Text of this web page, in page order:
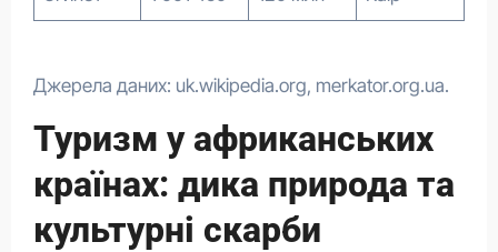
Джерела даних: uk.wikipedia.org, merkator.org.ua.
Туризм у африканських
країнах: дика природа та
культурні скарби